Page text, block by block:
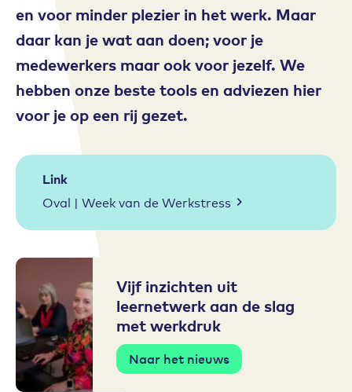
en voor minder plezier in het werk. Maar
daar kan je wat aan doen; voor je
medewerkers maar ook voor jezelf. We
hebben onze beste tools en adviezen hier
voor je op een rij gezet.
Link
Oval | Week van de Werkstress
Vijf inzichten uit
leernetwerk aan de slag
met werkdruk
Naar het nieuws